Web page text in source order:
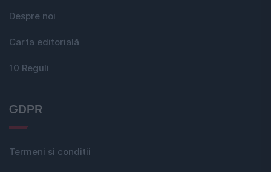
Despre noi
Carta editorială
10 Reguli
GDPR
Termeni si conditii